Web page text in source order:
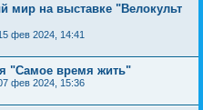
мир на выставке "Велокульт
фев 2024, 14:41
"Самое время жить"
фев 2024, 15:36